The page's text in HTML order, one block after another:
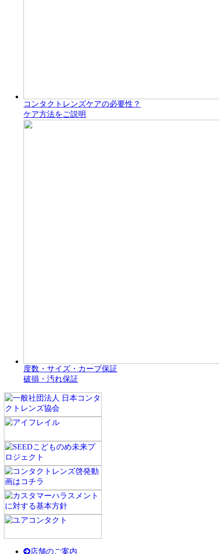
コンタクトレンズケアの必要性？
ケア方法をご説明
度数・サイズ・カーブ保証
破損・汚れ保証
店舗のご案内